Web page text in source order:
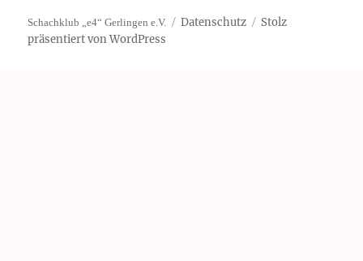
Schachklub „e4“ Gerlingen e.V. Datenschutz
Stolz
präsentiert von WordPress